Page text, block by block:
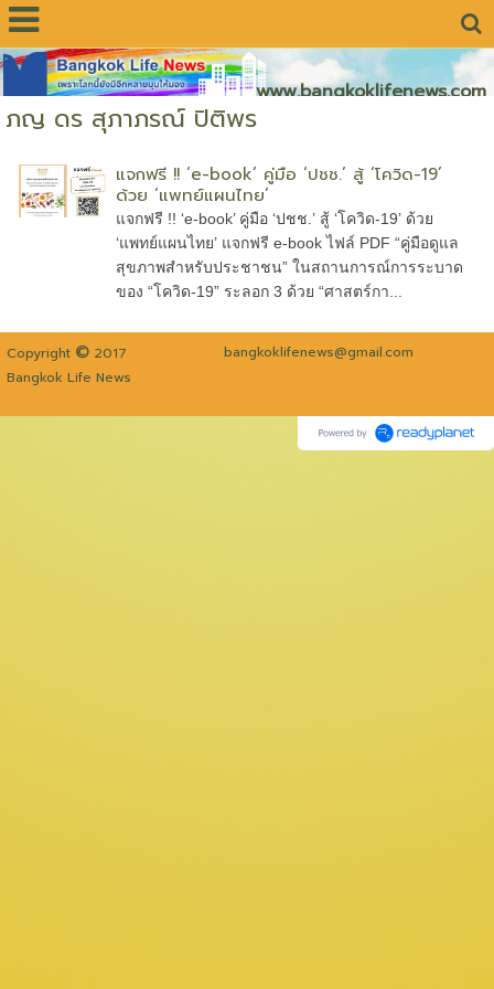
www.bangkoklifenews.com
ภญ ดร สุภาภรณ์ ปิติพร
แจกฟรี !! ‘e-book’ คู่มือ ‘ปชช.’ สู้ ‘โควิด-19’
ด้วย ‘แพทย์แผนไทย’
แจกฟรี !! ‘e-book’ คู่มือ ‘ปชช.’ สู้ ‘โควิด-19’ ด้วย
‘แพทย์แผนไทย’ แจกฟรี e-book ไฟล์ PDF “คู่มือดูแล
สุขภาพสำหรับประชาชน” ในสถานการณ์การระบาด
ของ “โควิด-19” ระลอก 3 ด้วย “ศาสตร์กา...
Copyright © 2017
bangkoklifenews@gmail.com
Bangkok Life News